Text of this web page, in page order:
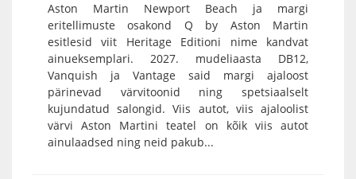
Aston Martin Newport Beach ja margi
eritellimuste osakond Q by Aston Martin
esitlesid viit Heritage Editioni nime kandvat
ainueksemplari. 2027. mudeliaasta DB12,
Vanquish ja Vantage said margi ajaloost
pärinevad värvitoonid ning spetsiaalselt
kujundatud salongid. Viis autot, viis ajaloolist
värvi Aston Martini teatel on kõik viis autot
ainulaadsed ning neid pakub...